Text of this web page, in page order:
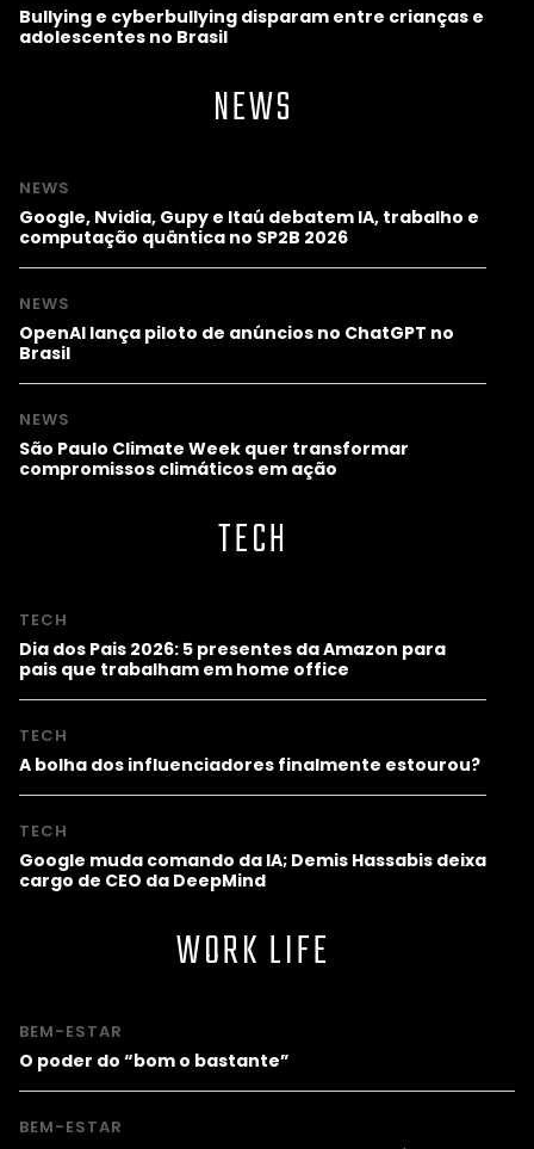
Bullying e cyberbullying disparam entre crianças e
adolescentes no Brasil
NEWS
NEWS
Google, Nvidia, Gupy e Itaú debatem IA, trabalho e
computação quântica no SP2B 2026
NEWS
OpenAI lança piloto de anúncios no ChatGPT no
Brasil
NEWS
São Paulo Climate Week quer transformar
compromissos climáticos em ação
TECH
TECH
Dia dos Pais 2026: 5 presentes da Amazon para
pais que trabalham em home office
TECH
A bolha dos influenciadores finalmente estourou?
TECH
Google muda comando da IA; Demis Hassabis deixa
cargo de CEO da DeepMind
WORK LIFE
BEM-ESTAR
O poder do “bom o bastante”
BEM-ESTAR